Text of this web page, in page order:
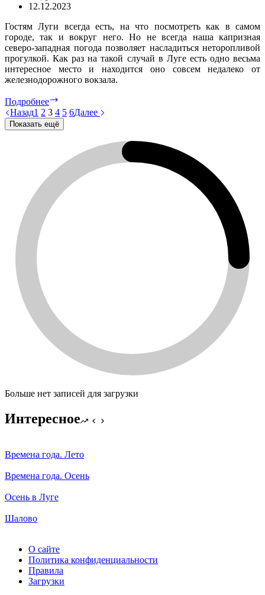
12.12.2023
Гостям Луги всегда есть, на что посмотреть как в самом
городе, так и вокруг него. Но не всегда наша капризная
северо-западная погода позволяет насладиться неторопливой
прогулкой. Как раз на такой случай в Луге есть одно весьма
интересное место и находится оно совсем недалеко от
железнодорожного вокзала.
Подробнее
Картинки
с
выставки
Назад1 2 3 4 5 6Далее
Показать ещё
Больше нет записей для загрузки
Интересное
Времена года. Лето
Времена года. Осень
Осень в Луге
Шалово
О сайте
Политика конфиденциальности
Правила
Загрузки